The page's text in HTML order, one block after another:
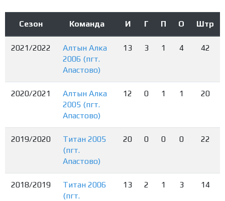
Сезон Команда И Г П О Штр
2021/2022
Алтын Алка
2006 (пгт.
Апастово)
13 3 1 4 42
2020/2021
Алтын Алка
2005 (пгт.
Апастово)
12 0 1 1 20
2019/2020
Титан 2005
(пгт.
Апастово)
20 0 0 0 22
2018/2019
Титан 2006
(пгт.
13 2 1 3 14